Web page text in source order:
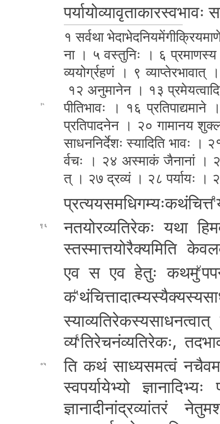
प­र्या­यो­व्या­वृ­ता­का­र­स्व­भा­वः
१ सर्वथा
ना । ५ वस्तुनिः । ६
व्य­यो­र्ग्र­ह­णं । ९
१२ अनु
३५
मानेन । १३
पी­ति­भा­वः । १६
प्र­ति­पा­द­ने­न । २० गा­मा­न­य
सा­ध­न­नि­र्दे­शः स्यादिति भावः ।
र्व­चः । २४ अस्माकं जैनानां
त् । २७ द्रव्यं । २८ पर्यायः ।
६
प्र­त्य­य­स­म­धि­ग­म्यः­क­थं­चि­त्त१
न­त­यो­र­व्य­ति­रे­कः यथा
स्त­स्मा­त्त­यो­रै­क्य­मि­ति
एव स एव हेतुःकथमु४
क५
व्य६ति­रे­च­नं­व्य­ति­रे­कः­,
०५
ति कथं सा­ध्य­स­म­त्वं
स्व­प­र्या­ये­भ्यो ज्ञा­ना­दि­भ्यः
ज्ञा­ना­दी­नां­द्र­व्यां­त­रं